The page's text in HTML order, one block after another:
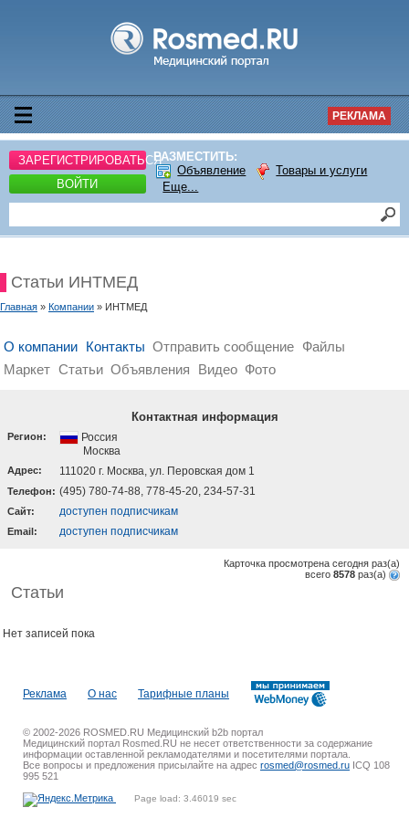
РЕКЛАМА
ЗАРЕГИСТРИРОВАТЬСЯ
ВОЙТИ
РАЗМЕСТИТЬ:
Объявление
Товары и услуги
Еще...
Статьи ИНТМЕД
Главная » Компании » ИНТМЕД
О компании Контакты Отправить сообщение Файлы
Маркет Статьи Объявления Видео Фото
Контактная информация
Регион:
Россия
Москва
Адрес: 111020 г. Москва, ул. Перовская дом 1
Телефон: (495) 780-74-88, 778-45-20, 234-57-31
Cайт: доступен подписчикам
Email: доступен подписчикам
Карточка просмотрена сегодня раз(a)
всего 8578 раз(a)
Статьи
Нет записей пока
Реклама О нас Тарифные планы
© 2002-2026 ROSMED.RU Медицинский b2b портал
Медицинский портал Rosmed.RU не несет ответственности за содержание
информации оставленной рекламодателями и посетителями портала.
Все вопросы и предложения присылайте на адрес rosmed@rosmed.ru ICQ 108
995 521
Page load: 3.46019 sec